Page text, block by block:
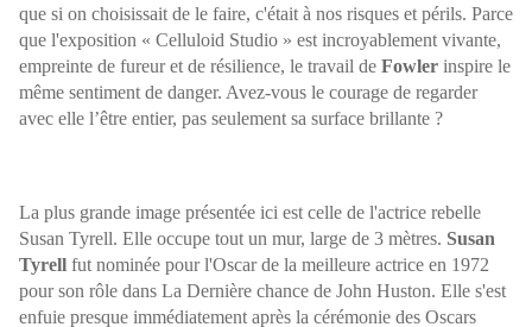
que si on choisissait de le faire, c'était à nos risques et périls. Parce
que l'exposition « Celluloid Studio » est incroyablement vivante,
empreinte de fureur et de résilience, le travail de Fowler inspire le
même sentiment de danger. Avez-vous le courage de regarder
avec elle l’être entier, pas seulement sa surface brillante ?
La plus grande image présentée ici est celle de l'actrice rebelle
Susan Tyrell. Elle occupe tout un mur, large de 3 mètres. Susan
Tyrell fut nominée pour l'Oscar de la meilleure actrice en 1972
pour son rôle dans La Dernière chance de John Huston. Elle s'est
enfuie presque immédiatement après la cérémonie des Oscars